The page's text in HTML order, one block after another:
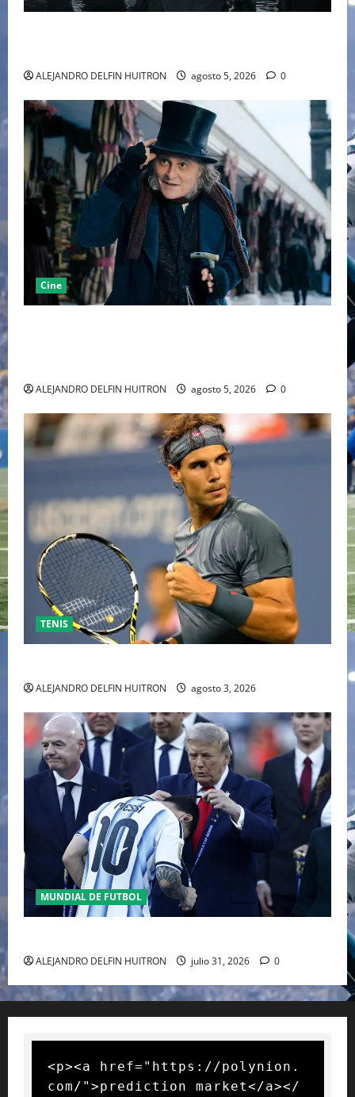
ALEJANDRO DELFIN HUITRON agosto 5, 2026 0
Cine
ALEJANDRO DELFIN HUITRON agosto 5, 2026 0
TENIS
ALEJANDRO DELFIN HUITRON agosto 3, 2026
MUNDIAL DE FUTBOL
ALEJANDRO DELFIN HUITRON julio 31, 2026 0
<p><a href="https://polynion.
com/">prediction market</a></